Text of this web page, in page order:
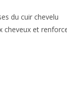
du cuir chevelu
et